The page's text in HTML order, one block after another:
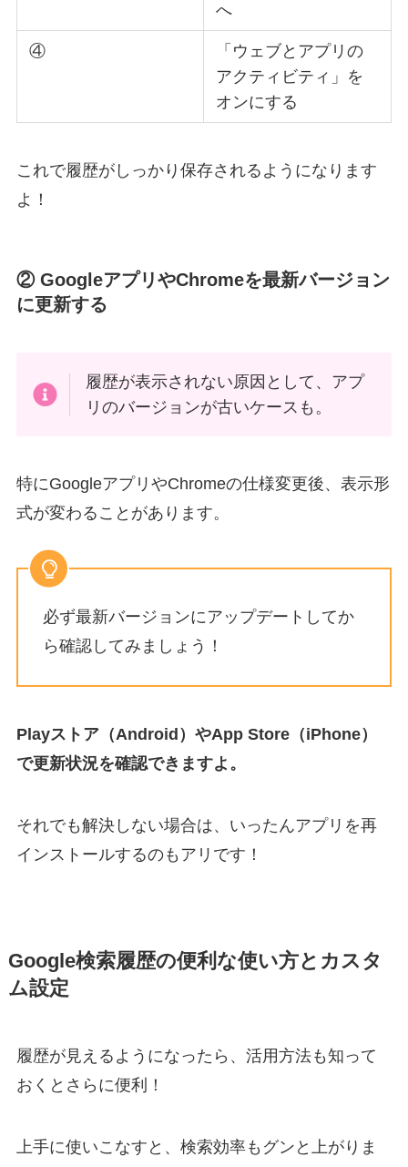
へ
④
「ウェブとアプリの
アクティビティ」を
オンにする
これで履歴がしっかり保存されるようになります
よ！
② GoogleアプリやChromeを最新バージョン
に更新する
履歴が表示されない原因として、アプ
リのバージョンが古いケースも。
特にGoogleアプリやChromeの仕様変更後、表示形
式が変わることがあります。
必ず最新バージョンにアップデートしてか
ら確認してみましょう！
Playストア（Android）やApp Store（iPhone）
で更新状況を確認できますよ。
それでも解決しない場合は、いったんアプリを再
インストールするのもアリです！
Google検索履歴の便利な使い方とカスタ
ム設定
履歴が見えるようになったら、活用方法も知って
おくとさらに便利！
上手に使いこなすと、検索効率もグンと上がりま